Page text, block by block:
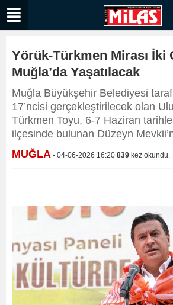
Yörük-Türkmen Mirası İki
Muğla’da Yaşatılacak
Muğla Büyükşehir Belediyesi
17’ncisi gerçekleştirilecek olan
Türkmen Toyu, 6-7 Haziran
ilçesinde bulunan Düzeyn
MUĞLA - 04-06-2026 16:20 839 kez okundu.